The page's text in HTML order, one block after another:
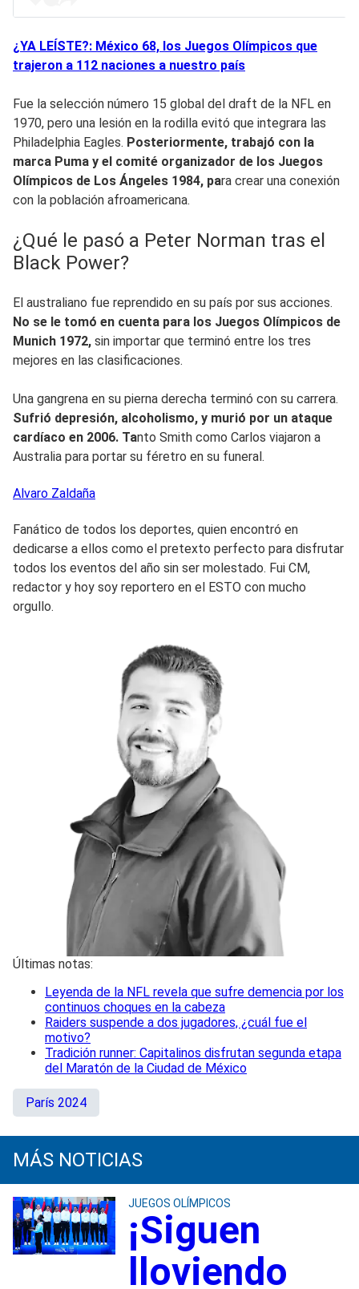
¿YA LEÍSTE?: México 68, los Juegos Olímpicos que
trajeron a 112 naciones a nuestro país
Fue la selección número 15 global del draft de la NFL en
1970, pero una lesión en la rodilla evitó que integrara las
Philadelphia Eagles. Posteriormente, trabajó con la
marca Puma y el comité organizador de los Juegos
Olímpicos de Los Ángeles 1984, para crear una conexión
con la población afroamericana.
¿Qué le pasó a Peter Norman tras el
Black Power?
El australiano fue reprendido en su país por sus acciones.
No se le tomó en cuenta para los Juegos Olímpicos de
Munich 1972, sin importar que terminó entre los tres
mejores en las clasificaciones.
Una gangrena en su pierna derecha terminó con su carrera.
Sufrió depresión, alcoholismo, y murió por un ataque
cardíaco en 2006. Tanto Smith como Carlos viajaron a
Australia para portar su féretro en su funeral.
Alvaro Zaldaña
Fanático de todos los deportes, quien encontró en
dedicarse a ellos como el pretexto perfecto para disfrutar
todos los eventos del año sin ser molestado. Fui CM,
redactor y hoy soy reportero en el ESTO con mucho
orgullo.
Últimas notas:
Leyenda de la NFL revela que sufre demencia por los
continuos choques en la cabeza
Raiders suspende a dos jugadores, ¿cuál fue el
motivo?
Tradición runner: Capitalinos disfrutan segunda etapa
del Maratón de la Ciudad de México
París 2024
MÁS NOTICIAS
JUEGOS OLÍMPICOS
¡Siguen
lloviendo